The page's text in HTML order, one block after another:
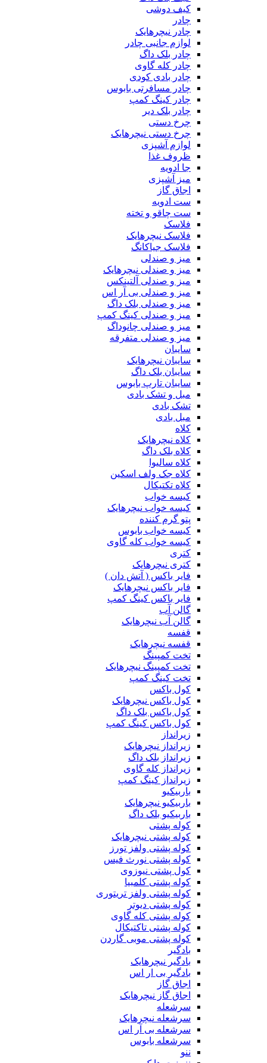
کیف دوشی
چادر
چادر نیچرهایک
لوازم جانبی چادر
چادر بلک داگ
چادر کله گاوی
چادر بادی کودی
چادر مسافرتی بابوس
چادر کینگ کمپ
چادر بلک دیر
چرخ دستی
چرخ دستی نیچرهایک
لوازم آشپزی
ظروف غذا
جا ادویه
میز آشپزی
اجاق گاز
ست ادویه
ست چاقو و تخته
فلاسک
فلاسک نیچرهایک
فلاسک جیاکانگ
میز و صندلی
میز و صندلی نیچرهایک
میز و صندلی آلتینکس
میز و صندلی بی آر اس
میز و صندلی بلک داگ
میز و صندلی کینگ کمپ
میز و صندلی چانوداگ
میز و صندلی متفرقه
سایبان
سایبان نیچرهایک
سایبان بلک داگ
سایبان تارپ بابوس
مبل و تشک بادی
تشک بادی
مبل بادی
کلاه
کلاه نیچرهایک
کلاه بلک داگ
کلاه سالیوا
کلاه جک‌ ولف‌ اسکین
کلاه تکتیکال
کیسه خواب
کیسه خواب نیچرهایک
پتو گرم کننده
کیسه خواب بابوس
کیسه خواب کله گاوی
کتری
کتری نیچرهایک
فایر باکس ( آتش دان )
فایر باکس نیچرهایک
فایر باکس کینگ کمپ
گالن آب
گالن آب نیچرهایک
قفسه
قفسه نیچرهایک
تخت کمپینگ
تخت کمپینگ نیچرهایک
تخت کینگ کمپ
کول باکس
کول باکس نیچرهایک
کول باکس بلک داگ
کول باکس کینگ کمپ
زیرانداز
زیرانداز نیچرهایک
زیرانداز بلک داگ
زیرانداز کله گاوی
زیرانداز کینگ کمپ
باربیکیو
باربیکیو نیچرهایک
باربیکیو بلک داگ
کوله پشتی
کوله پشتی نیچرهایک
کوله پشتی ولفز تورز
کوله پشتی نورث فیس
کول پشتی نیوزوی
کوله پشتی کلمبیا
کوله پشتی ولفز تریتوری
کوله پشتی دیوتر
کوله پشتی کله گاوی
کوله پشتی تاکتیکال
کوله پشتی موبی گاردن
بادگیر
بادگیر نیچرهایک
بادگیر بی ار اس
اجاق گاز
اجاق گاز نیچرهایک
سرشعله
سرشعله نیچرهایک
سرشعله بی آر اس
سرشعله بابوس
ننو